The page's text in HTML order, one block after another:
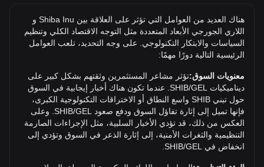
واحدة ستتجاوز أعلى مستوى حالي على الإطلاق.
ما توجه سعر في GEL؟
(SHIB) بمقدار 1.45%. خلال الشهر الماضي، ارتفع سعر صرف
Shiba Inu ( SHIB) بمقدار 9.51% مقابل اللاري الجورجي (GEL).
هناك العديد من العوامل التي تؤثر على العلاقة بين Shiba Inu و
اللاري الجورجي الأبعاد المتعددة مثل التوجه الاقتصاد الكلي وتنظيم
السياسات والابتكار التكنولوجي. على وجه التحديد، تلعب العوامل
الرئيسية التالية دورًا مهمًا:
معنويات السوق:تؤثر مشاعر المستثمرين وثقتهم بشكل كبير على
ديناميكيات SHIB/GEL. عندما تكون هناك أخبار إيجابية في السوق
حول تبني SHIB واسع النطاق أو الاختراقات التكنولوجية الكبرى،
فإنها تميل إلى إثارة تفاؤل السوق ودفع صعود SHIB/GEL. وعلى
العكس من ذلك، قد تؤدي الأخبار السلبية، مثل الإجراءات الصارمة
التنظيمية والثغرات الأمنية، إلى إثارة الذعر في السوق وتؤدي إلى
انخفاض في SHIB/GEL.